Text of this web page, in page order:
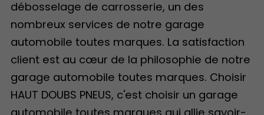
débosselage de carrosserie, un des
nombreux services de notre garage
automobile toutes marques. La satisfaction
client est au cœur de la philosophie de notre
garage automobile toutes marques. Choisir
HAUT DOUBS PNEUS, c'est choisir un garage